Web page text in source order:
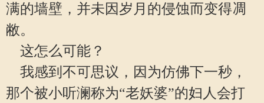
满的墙壁，并未因岁月的侵蚀而变得凋
敝。
这怎么可能？
我感到不可思议，因为仿佛下一秒，
那个被小听澜称为“老妖婆”的妇人会打